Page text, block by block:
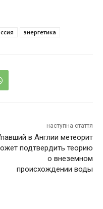
энергетика
наступна стаття
в Англии метеорит
подтвердить теорию
о внеземном
происхождении воды